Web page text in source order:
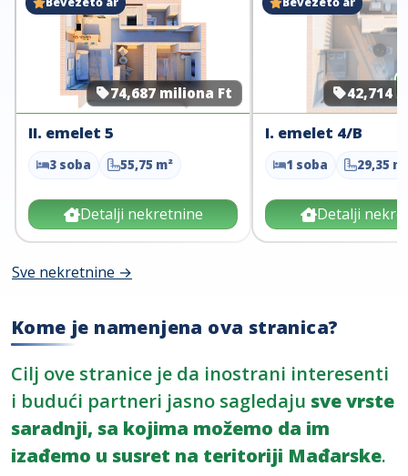
74,687 miliona Ft
II. emelet 5
3 soba 55,75 m²
Detalji nekretnine
42,714
I. emelet 4/B
1 soba 29,35
Detalji
Sve nekretnine →
Kome je namenjena ova stranica?
Cilj ove stranice je da inostrani interesenti
i budući partneri jasno sagledaju sve vrste
saradnji, sa kojima možemo da im
izađemo u susret na teritoriji Mađarske.